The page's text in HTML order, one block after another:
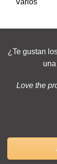
Varios
¿Te gustan
Love the